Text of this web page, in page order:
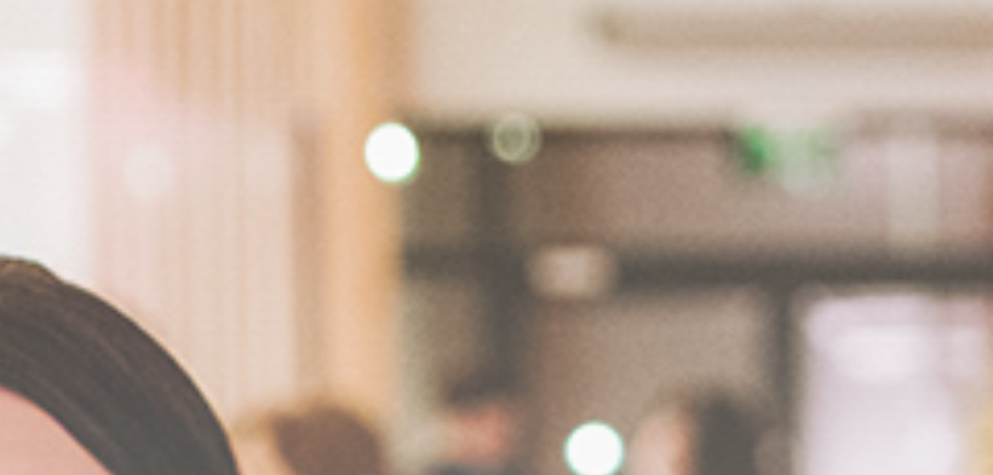
It/Komputery/Gry
Marketing
Moda
Motoryzacja
Ślub/Wesele
Turystyka/Podróże
Uroda
Zakupy/Opinie